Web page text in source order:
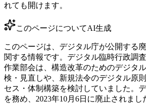
れても開けます。
このページについてAI生成
このページは、デジタル庁が公開する
関する情報です。デジタル臨時行政調
作業部会は、構造改革のためのデジタ
検・見直しや、新規法令のデジタル原
セス・体制構築を検討していました。
を務め、2023年10月6日に廃止されまし